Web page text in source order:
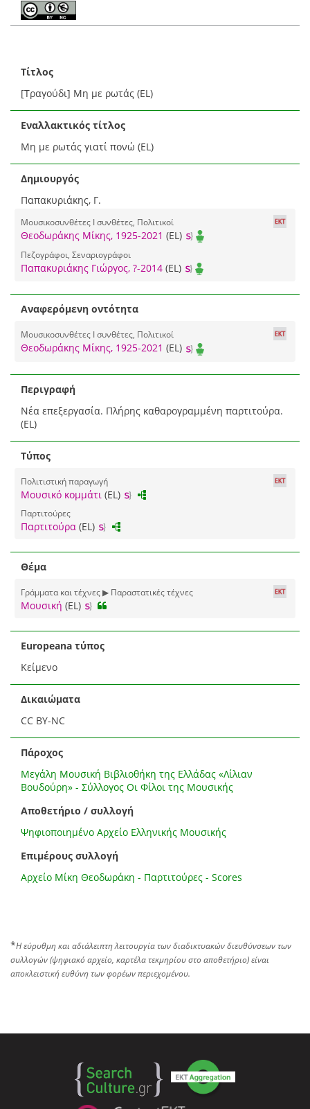
Τίτλος
[Τραγούδι] Μη με ρωτάς (EL)
Εναλλακτικός τίτλος
Μη με ρωτάς γιατί πονώ (EL)
Δημιουργός
Παπακυριάκης, Γ.
Μουσικοσυνθέτες I συνθέτες, Πολιτικοί
Θεοδωράκης Μίκης, 1925-2021 (EL)
Πεζογράφοι, Σεναριογράφοι
Παπακυριάκης Γιώργος, ?-2014 (EL)
Αναφερόμενη οντότητα
Μουσικοσυνθέτες I συνθέτες, Πολιτικοί
Θεοδωράκης Μίκης, 1925-2021 (EL)
Περιγραφή
Νέα επεξεργασία. Πλήρης καθαρογραμμένη παρτιτούρα.
(EL)
Τύπος
Πολιτιστική παραγωγή
Μουσικό κομμάτι (EL)
Παρτιτούρες
Παρτιτούρα (EL)
Θέμα
Γράμματα και τέχνες ▶ Παραστατικές τέχνες
Μουσική (EL)
Europeana τύπος
Κείμενο
Δικαιώματα
CC BY-NC
Πάροχος
Μεγάλη Μουσική Βιβλιοθήκη της Ελλάδας «Λίλιαν
Βουδούρη» - Σύλλογος Οι Φίλοι της Μουσικής
Αποθετήριο / συλλογή
Ψηφιοποιημένο Αρχείο Ελληνικής Μουσικής
Επιμέρους συλλογή
Αρχείο Μίκη Θεοδωράκη - Παρτιτούρες - Scores
*Η εύρυθμη και αδιάλειπτη λειτουργία των διαδικτυακών διευθύνσεων των
συλλογών (ψηφιακό αρχείο, καρτέλα τεκμηρίου στο αποθετήριο) είναι
αποκλειστική ευθύνη των φορέων περιεχομένου.